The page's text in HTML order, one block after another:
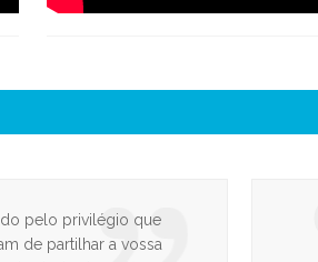
pelo privilégio que
de partilhar a vossa